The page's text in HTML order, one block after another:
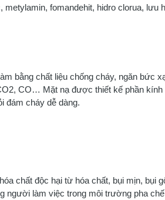
fomandehit, hidro clorua, lưu
bằng chất liệu chống cháy, ngăn bức
CO… Mặt nạ được thiết kế phần kính
đám cháy dễ dàng.
chất độc hại từ hóa chất, bụi mịn, bụi
người làm việc trong môi trường pha